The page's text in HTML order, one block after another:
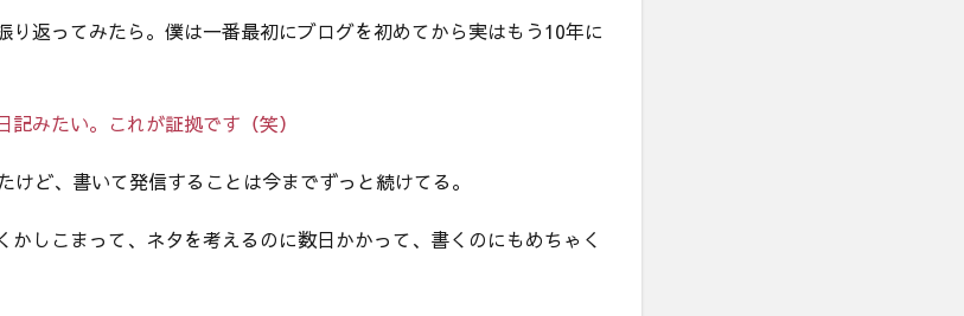
り返ってみたら。僕は一番最初にブログを初めてから実はもう10年に
みたい。これが証拠です（笑）
けど、書いて発信することは今までずっと続けてる。
かしこまって、ネタを考えるのに数日かかって、書くのにもめちゃく